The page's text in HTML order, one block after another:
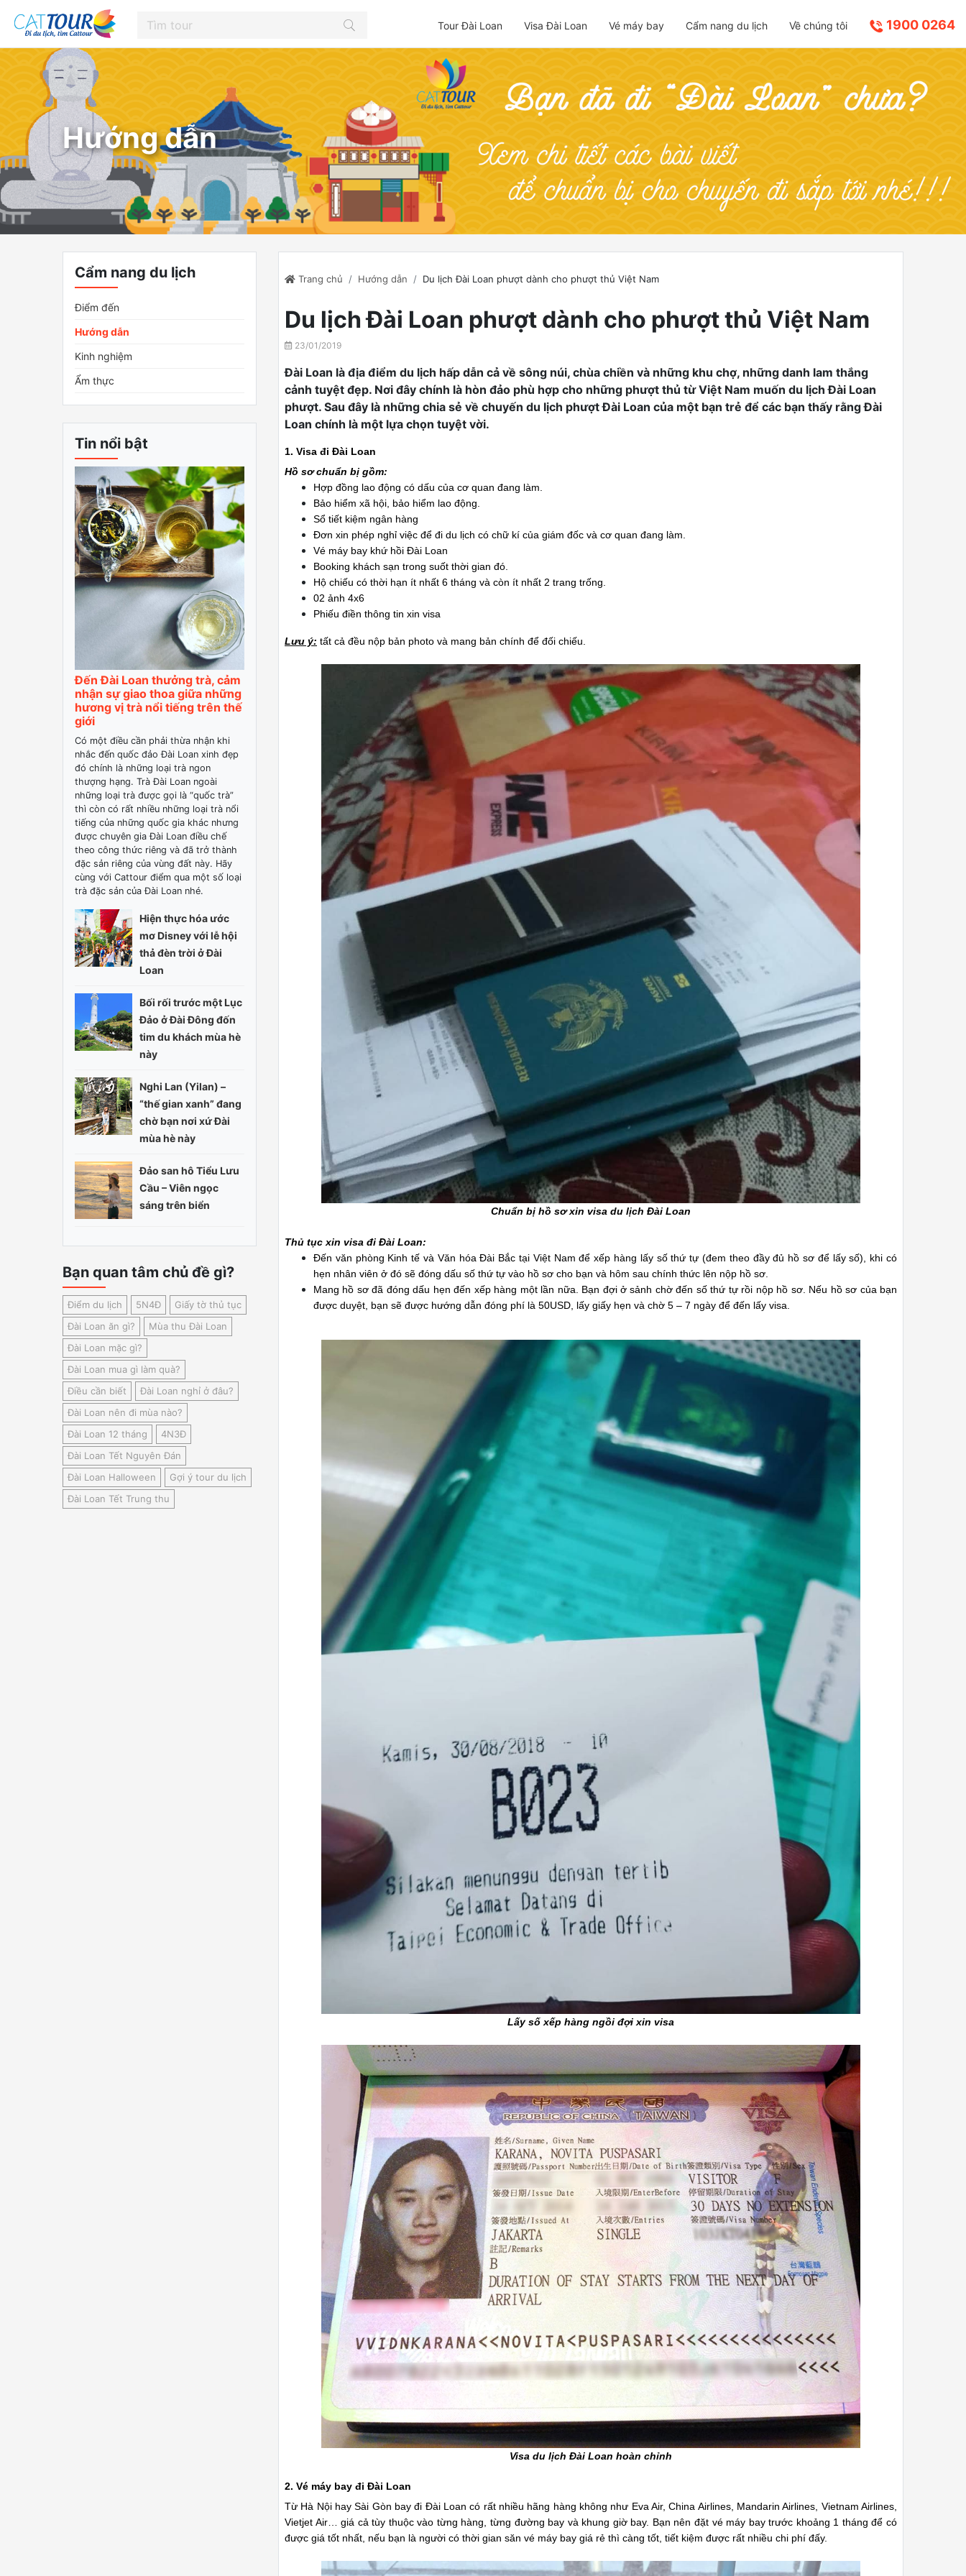
Tour Đài Loan Visa Đài Loan Vé máy bay Cẩm nang du lịch Về chúng tôi 1900 0264
Hướng dẫn
Cẩm nang du lịch
Điểm đến
Hướng dẫn
Kinh nghiệm
Ẩm thực
Tin nổi bật
Đến Đài Loan thưởng trà, cảm
nhận sự giao thoa giữa những
hương vị trà nổi tiếng trên thế
giới
Có một điều cần phải thừa nhận khi
nhắc đến quốc đảo Đài Loan xinh đẹp
đó chính là những loại trà ngon
thượng hạng. Trà Đài Loan ngoài
những loại trà được gọi là “quốc trà”
thì còn có rất nhiều những loại trà nổi
tiếng của những quốc gia khác nhưng
được chuyên gia Đài Loan điều chế
theo công thức riêng và đã trở thành
đặc sản riêng của vùng đất này. Hãy
cùng với Cattour điểm qua một số loại
trà đặc sản của Đài Loan nhé.
Hiện thực hóa ước
mơ Disney với lễ hội
thả đèn trời ở Đài
Loan
Bối rối trước một Lục
Đảo ở Đài Đông đốn
tim du khách mùa hè
này
Nghi Lan (Yilan) –
“thế gian xanh” đang
chờ bạn nơi xứ Đài
mùa hè này
Đảo san hô Tiểu Lưu
Cầu – Viên ngọc
sáng trên biển
Bạn quan tâm chủ đề gì?
Điểm du lịch 5N4Đ
Giấy tờ thủ tục
Đài Loan ăn gì?
Mùa thu Đài Loan
Đài Loan mặc gì?
Đài Loan mua gì làm quà?
Điều cần biết
Đài Loan nghỉ ở đâu?
Đài Loan nên đi mùa nào?
Đài Loan 12 tháng
4N3Đ
Đài Loan Tết Nguyên Đán
Đài Loan Halloween
Gợi ý tour du lịch
Đài Loan Tết Trung thu
Trang chủ Hướng dẫn Du lịch Đài Loan phượt dành cho phượt thủ Việt Nam
Du lịch Đài Loan phượt dành cho phượt thủ Việt Nam
23/01/2019
Đài Loan là địa điểm du lịch hấp dẫn cả về sông núi, chùa chiền và những khu chợ, những danh lam thắng
cảnh tuyệt đẹp. Nơi đây chính là hòn đảo phù hợp cho những phượt thủ từ Việt Nam muốn du lịch Đài Loan
phượt. Sau đây là những chia sẻ về chuyến du lịch phượt Đài Loan của một bạn trẻ để các bạn thấy rằng Đài
Loan chính là một lựa chọn tuyệt vời.
1. Visa đi Đài Loan
Hồ sơ chuẩn bị gồm:
Hợp đồng lao động có dấu của cơ quan đang làm.
Bảo hiểm xã hội, bảo hiểm lao động.
Sổ tiết kiệm ngân hàng
Đơn xin phép nghỉ việc để đi du lịch có chữ kí của giám đốc và cơ quan đang làm.
Vé máy bay khứ hồi Đài Loan
Booking khách sạn trong suốt thời gian đó.
Hộ chiếu có thời hạn ít nhất 6 tháng và còn ít nhất 2 trang trống.
02 ảnh 4x6
Phiếu điền thông tin xin visa
Lưu ý: tất cả đều nộp bản photo và mang bản chính để đối chiếu.
Chuẩn bị hồ sơ xin visa du lịch Đài Loan
Thủ tục xin visa đi Đài Loan:
Đến văn phòng Kinh tế và Văn hóa Đài Bắc tại Việt Nam để xếp hàng lấy số thứ tự (đem theo đầy đủ hồ sơ để lấy số), khi có
hẹn nhân viên ở đó sẽ đóng dấu số thứ tự vào hồ sơ cho bạn và hôm sau chính thức lên nộp hồ sơ.
Mang hồ sơ đã đóng dấu hẹn đến xếp hàng một lần nữa. Bạn đợi ở sảnh chờ đến số thứ tự rồi nộp hồ sơ. Nếu hồ sơ của bạn
được duyệt, bạn sẽ được hướng dẫn đóng phí là 50USD, lấy giấy hẹn và chờ 5 – 7 ngày để đến lấy visa.
Lấy số xếp hàng ngồi đợi xin visa
Visa du lịch Đài Loan hoàn chỉnh
2. Vé máy bay đi Đài Loan
Từ Hà Nội hay Sài Gòn bay đi Đài Loan có rất nhiều hãng hàng không như Eva Air, China Airlines, Mandarin Airlines, Vietnam Airlines,
Vietjet Air… giá cả tùy thuộc vào từng hàng, từng đường bay và khung giờ bay. Bạn nên đặt vé máy bay trước khoảng 1 tháng để có
được giá tốt nhất, nếu bạn là người có thời gian săn vé máy bay giá rẻ thì càng tốt, tiết kiệm được rất nhiều chi phí đấy.